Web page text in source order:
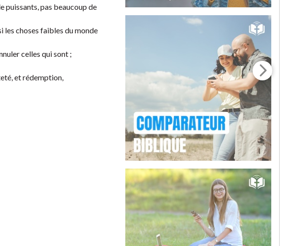
puissants, pas beaucoup de
les choses faibles du monde
celles qui sont ;
et rédemption,